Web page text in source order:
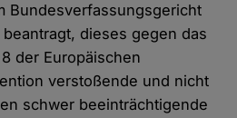
Bundesverfassungsgericht
beantragt, dieses gegen das
der Europäischen
verstoßende und nicht
schwer beeinträchtigende